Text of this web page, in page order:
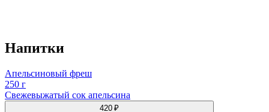
Напитки
Апельсиновый фреш
250 г
Свежевыжатый сок апельсина
420 ₽